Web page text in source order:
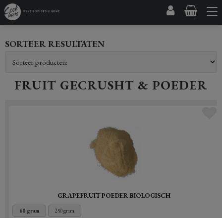
SORTEER RESULTATEN
FRUIT GECRUSHT & POEDER
GRAPEFRUIT POEDER BIOLOGISCH
60 gram 250 gram